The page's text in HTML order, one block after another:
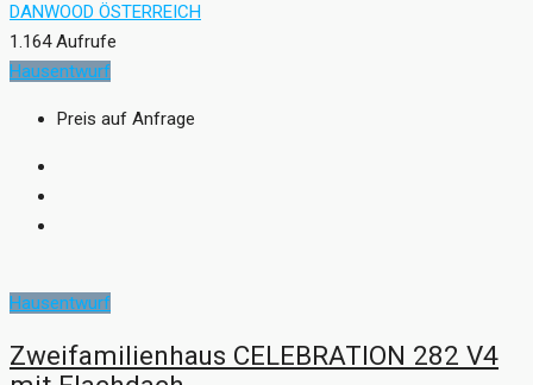
DANWOOD ÖSTERREICH
1.164 Aufrufe
Hausentwurf
Preis auf Anfrage
Hausentwurf
Zweifamilienhaus CELEBRATION 282 V4